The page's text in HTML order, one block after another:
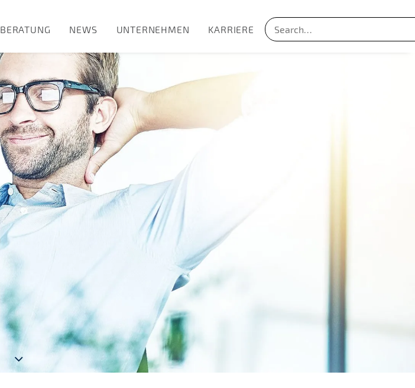
BERATUNG NEWS UNTERNEHMEN KARRIERE